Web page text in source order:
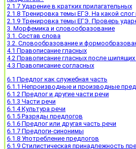
2.1.7 Ударение в кратких прилагательных
2.1.8 Тренировка темы ЕГЭ. На какой слог
2.1.9 Тренировка темы ЕГЭ. Проверь
3. Морфемика и словообразование
3.1. Состав слова
3.2. Словообразование и
4.1 Правописание гласных
4.2 Правописание гласных после
4.3 Правописание согласных
6.1 Предлог как служебная часть
6.1.1 Непроизводные и производные
6.1.2 Предлог и другие части речи
6.1.3 Части речи
6.1.4 Культура речи
6.1.5 Разряды предлогов
6.1.6 Предлог или другая часть речи
6.1.7 Предлоги-синонимы
6.1.8 Употребление предлогов
6.1.9 Стилистическая принадлежность